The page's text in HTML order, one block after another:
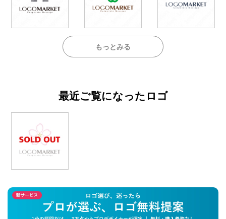
もっとみる
最近ご覧になったロゴ